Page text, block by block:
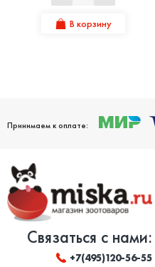
В корзину
Принимаем к оплате:
Связаться с нами:
+7(495)120-56-55